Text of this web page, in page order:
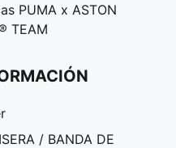
PUMA x ASTON
TEAM
/ BANDA DE